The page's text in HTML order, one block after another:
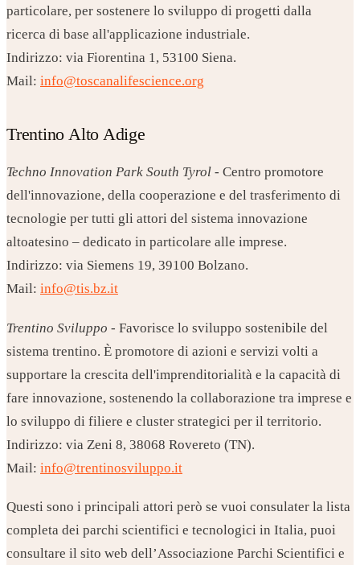
particolare, per sostenere lo sviluppo di progetti dalla
ricerca di base all'applicazione industriale.
Indirizzo: via Fiorentina 1, 53100 Siena.
Mail: info@toscanalifescience.org
Trentino Alto Adige
Techno Innovation Park South Tyrol - Centro promotore
dell'innovazione, della cooperazione e del trasferimento di
tecnologie per tutti gli attori del sistema innovazione
altoatesino – dedicato in particolare alle imprese.
Indirizzo: via Siemens 19, 39100 Bolzano.
Mail: info@tis.bz.it
Trentino Sviluppo - Favorisce lo sviluppo sostenibile del
sistema trentino. È promotore di azioni e servizi volti a
supportare la crescita dell'imprenditorialità e la capacità di
fare innovazione, sostenendo la collaborazione tra imprese e
lo sviluppo di filiere e cluster strategici per il territorio.
Indirizzo: via Zeni 8, 38068 Rovereto (TN).
Mail: info@trentinosviluppo.it
Questi sono i principali attori però se vuoi consulater la lista
completa dei parchi scientifici e tecnologici in Italia, puoi
consultare il sito web dell’Associazione Parchi Scientifici e